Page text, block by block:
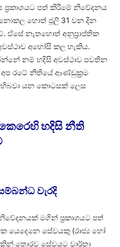
පත් කිරීමේ නිවේදනය
නොකල හොත් ජූලි 31 වන දින
ඒසේ නැතහොත් අනුප්‍රාප්තික
අහෝසි කල හැකිය.
නම් හදිසි අවස්ථාව පවතින
අප රටේ නීතියේ ආණ්ඩුක්‍රම
යන කොටසක් ලෙස
හදිසි නීති
වැරදි
මගින් ප්‍රකාශයට පත්
යෙදෙනෙ සේවයකු (රාජ්‍ය හෝ
තොරව සේවයට වාර්තා